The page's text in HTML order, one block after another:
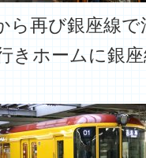
ら再び銀座線
きホームに銀